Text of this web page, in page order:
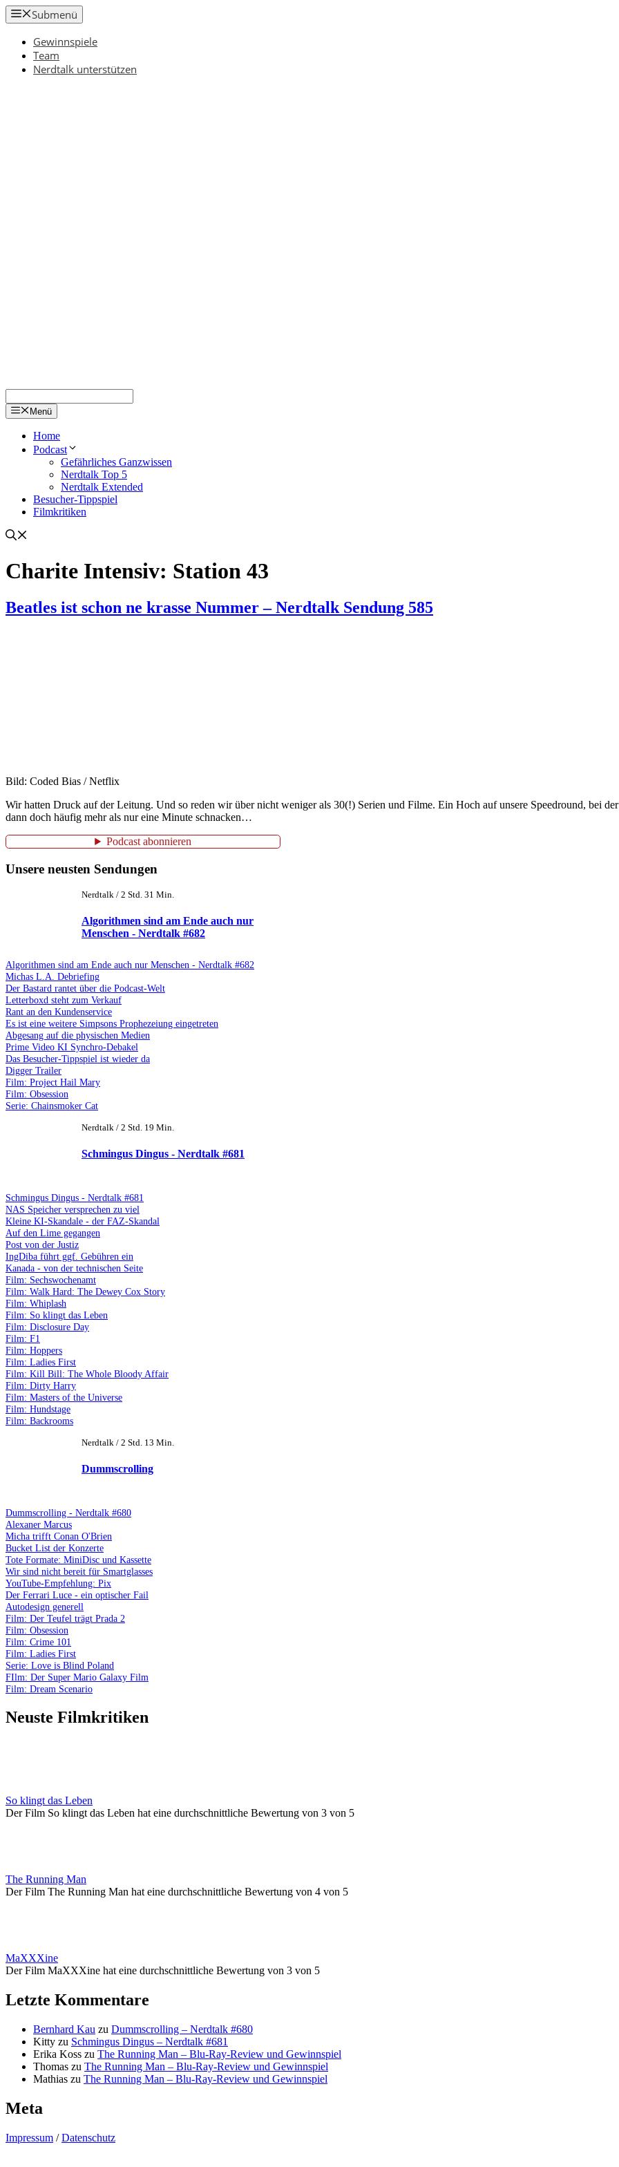
Zum
Inhalt
springen
Submenü
Gewinnspiele
Team
Nerdtalk unterstützen
Menü
Home
Podcast
Gefährliches Ganzwissen
Nerdtalk Top 5
Nerdtalk Extended
Besucher-Tippspiel
Filmkritiken
Charite Intensiv: Station 43
Beatles ist schon ne krasse Nummer – Nerdtalk Sendung 585
Bild: Coded Bias / Netflix
Wir hatten Druck auf der Leitung. Und so reden wir über nicht weniger als 30(!) Serien und Filme. Ein Hoch auf unsere Speedround, bei
dann doch häufig mehr als nur eine Minute schnacken…
Podcast abonnieren
Unsere neusten Sendungen
Nerdtalk / 2 Std. 31 Min.
Algorithmen sind am Ende auch nur
Menschen - Nerdtalk #682
Algorithmen sind am Ende auch nur Menschen - Nerdtalk #682
Michas L.A. Debriefing
Der Bastard rantet über die Podcast-Welt
Letterboxd steht zum Verkauf
Rant an den Kundenservice
Es ist eine weitere Simpsons Prophezeiung eingetreten
Abgesang auf die physischen Medien
Prime Video KI Synchro-Debakel
Das Besucher-Tippspiel ist wieder da
Digger Trailer
Film: Project Hail Mary
Film: Obsession
Serie: Chainsmoker Cat
Nerdtalk / 2 Std. 19 Min.
Schmingus Dingus - Nerdtalk #681
Schmingus Dingus - Nerdtalk #681
NAS Speicher versprechen zu viel
Kleine KI-Skandale - der FAZ-Skandal
Auf den Lime gegangen
Post von der Justiz
IngDiba führt ggf. Gebühren ein
Kanada - von der technischen Seite
Film: Sechswochenamt
Film: Walk Hard: The Dewey Cox Story
Film: Whiplash
Film: So klingt das Leben
Film: Disclosure Day
Film: F1
Film: Hoppers
Film: Ladies First
Film: Kill Bill: The Whole Bloody Affair
Film: Dirty Harry
Film: Masters of the Universe
Film: Hundstage
Film: Backrooms
Nerdtalk / 2 Std. 13 Min.
Dummscrolling
Dummscrolling - Nerdtalk #680
Alexaner Marcus
Micha trifft Conan O'Brien
Bucket List der Konzerte
Tote Formate: MiniDisc und Kassette
Wir sind nicht bereit für Smartglasses
YouTube-Empfehlung: Pix
Der Ferrari Luce - ein optischer Fail
Autodesign generell
Film: Der Teufel trägt Prada 2
Film: Obsession
Film: Crime 101
Film: Ladies First
Serie: Love is Blind Poland
FIlm: Der Super Mario Galaxy Film
Film: Dream Scenario
Neuste Filmkritiken
So klingt das Leben
Der Film So klingt das Leben hat eine durchschnittliche Bewertung von 3 von 5
The Running Man
Der Film The Running Man hat eine durchschnittliche Bewertung von 4 von 5
MaXXXine
Der Film MaXXXine hat eine durchschnittliche Bewertung von 3 von 5
Letzte Kommentare
Bernhard Kau zu Dummscrolling – Nerdtalk #680
Kitty zu Schmingus Dingus – Nerdtalk #681
Erika Koss zu The Running Man – Blu-Ray-Review und Gewinnspiel
Thomas zu The Running Man – Blu-Ray-Review und Gewinnspiel
Mathias zu The Running Man – Blu-Ray-Review und Gewinnspiel
Meta
Impressum /Datenschutz